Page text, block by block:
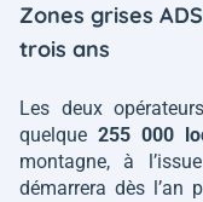
Zones grises
trois ans
Les deux
quelque 255 000
montagne, à
démarrera dès l’an